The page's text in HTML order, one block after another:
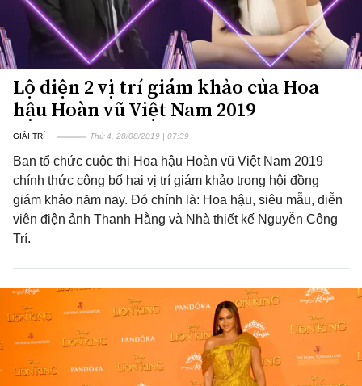
Lộ diện 2 vị trí giám khảo của Hoa
hậu Hoàn vũ Việt Nam 2019
GIẢI TRÍ Thứ 4, 28/08/2019 | 07:39
Ban tổ chức cuộc thi Hoa hậu Hoàn vũ Việt Nam 2019
chính thức công bố hai vị trí giám khảo trong hội đồng
giám khảo năm nay. Đó chính là: Hoa hậu, siêu mẫu, diễn
viên điện ảnh Thanh Hằng và Nhà thiết kế Nguyễn Công
Trí.